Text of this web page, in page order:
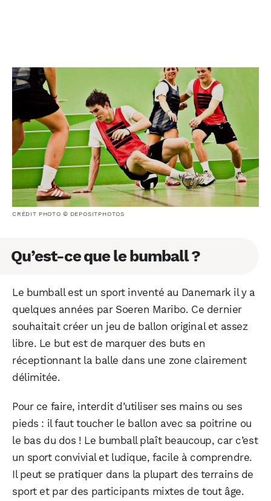
CRÉDIT PHOTO © DEPOSITPHOTOS
Qu’est-ce que le bumball ?
Le bumball est un sport inventé au Danemark il y a
quelques années par Soeren Maribo. Ce dernier
souhaitait créer un jeu de ballon original et assez
libre. Le but est de marquer des buts en
réceptionnant la balle dans une zone clairement
délimitée.
Pour ce faire, interdit d’utiliser ses mains ou ses
pieds : il faut toucher le ballon avec sa poitrine ou
le bas du dos ! Le bumball plaît beaucoup, car c’est
un sport convivial et ludique, facile à comprendre.
Il peut se pratiquer dans la plupart des terrains de
sport et par des participants mixtes de tout âge.